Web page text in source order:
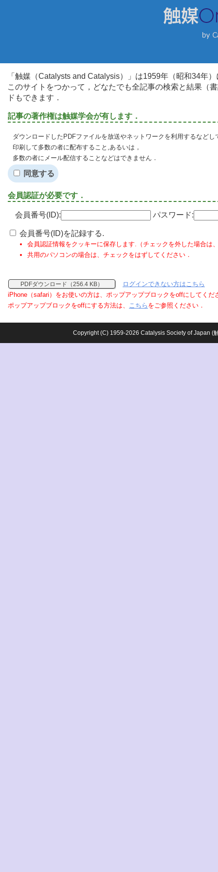
「触媒（Catalysts and Catalysis）」は1959年（昭和34年
このサイトをつかって，どなたでも全記事の検索と結果（
ドもできます．
記事の著作権は触媒学会が有します．
ダウンロードしたPDFファイルを放送やネットワークを利用するなど
印刷して多数の者に配布すること,あるいは，
多数の者にメール配信することなどはできません．
同意する
会員認証が必要です．
会員番号(ID): パスワード:
会員番号(ID)を記録する.
会員認証情報をクッキーに保存します.（チェックを外した場合は
共用のパソコンの場合は、チェックをはずしてください．
PDFダウンロード（256.4 KB）
ログインできない方はこちら
iPhone（safari）をお使いの方は、ポップアップブロックをoffにしてくだ
ポップアップブロックをoffにする方法は、 こちら をご参照ください．
Copyright (C) 1959-2026 Catalysis Society of Japan (